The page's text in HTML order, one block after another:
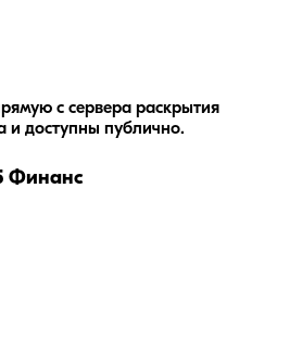
с сервера раскрытия
доступны публично.
Финанс